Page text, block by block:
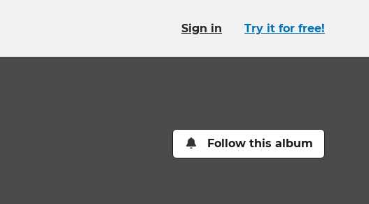
Sign in Try it for free!
Follow this album